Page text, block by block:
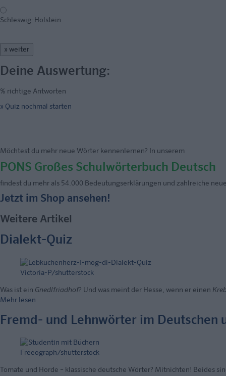
Schleswig-Holstein
» weiter
Deine Auswertung:
% richtige Antworten
» Quiz nochmal starten
Möchtest du mehr neue Wörter kennenlernen? In unserem
PONS Großes Schulwörterbuch Deutsch
findest du mehr als 54.000 Bedeutungserklärungen und zahlreiche
Jetzt im Shop ansehen!
Weitere Artikel
Dialekt-Quiz
Victoria-P/shutterstock
Was ist ein Gnedlfriadhof? Und was meint der Hesse, wenn er einen
Mehr lesen
Fremd- und Lehnwörter im Deutschen
Freeograph/shutterstock
Tomate und Horde – klassische deutsche Wörter? Mitnichten! Beides